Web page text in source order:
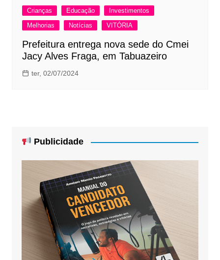
Crianças Educação
Investimentos
Melhorias
Notícias VITÓRIA
Prefeitura entrega nova sede do Cmei
Jacy Alves Fraga, em Tabuazeiro
ter, 02/07/2024
Publicidade